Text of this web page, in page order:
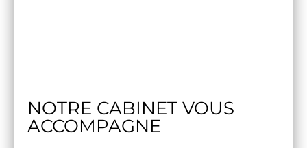
NOTRE CABINET VOUS
ACCOMPAGNE